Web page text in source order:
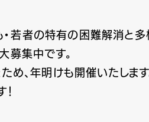
若者の特有の困難解消と
募集中です。
め、年明けも開催いたします